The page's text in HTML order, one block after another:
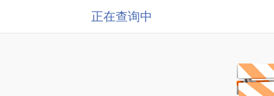
正在查询中